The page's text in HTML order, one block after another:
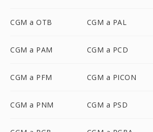
CGM a OTB CGM a PAL
CGM a PAM CGM a PCD
CGM a PFM CGM a PICON
CGM a PNM CGM a PSD